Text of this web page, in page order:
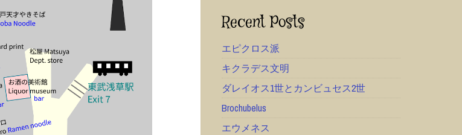
Recent Posts
エピクロス派
キクラデス文明
ダレイオス1世とカンビュセス2世
Brochubelus
エウメネス